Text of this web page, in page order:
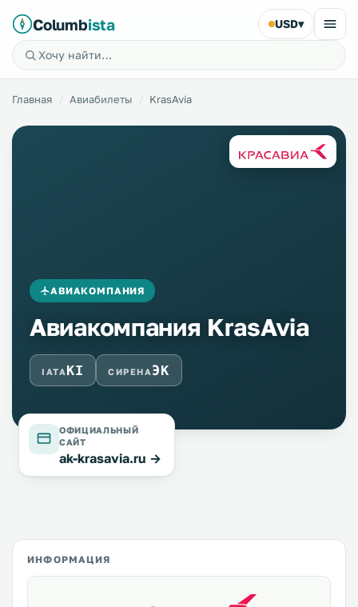
Columbista USD▾
Главная Авиабилеты KrasAvia
АВИАКОМПАНИЯ
Авиакомпания KrasAvia
IATA KI СИРЕНА ЭК
ОФИЦИАЛЬНЫЙ
САЙТ
ak-krasavia.ru →
ИНФОРМАЦИЯ